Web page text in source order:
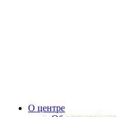
О центре